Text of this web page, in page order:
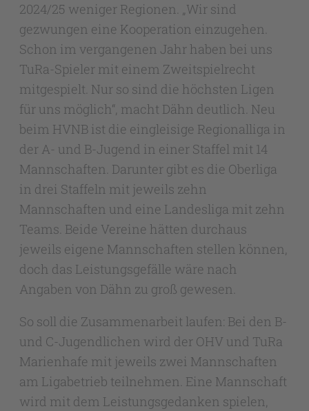
2024/25 weniger Regionen. „Wir sind
gezwungen eine Kooperation einzugehen.
Schon im vergangenen Jahr haben bei uns
TuRa-Spieler mit einem Zweitspielrecht
mitgespielt. Nur so sind die höchsten Ligen
für uns möglich“, macht Dähn deutlich. Neu
beim HVNB ist die eingleisige Regionalliga in
der A- und B-Jugend in einer Staffel mit 14
Mannschaften. Darunter gibt es die Oberliga
in drei Staffeln mit jeweils zehn
Mannschaften und eine Landesliga mit zehn
Teams. Beide Vereine hätten durchaus
jeweils eigene Mannschaften stellen können,
doch das Leistungsgefälle wäre nach
Angaben von Dähn zu groß gewesen.
So soll die Zusammenarbeit laufen: Bei den B-
und C-Jugendlichen wird der OHV und TuRa
Marienhafe mit jeweils zwei Mannschaften
am Ligabetrieb teilnehmen. Eine Mannschaft
wird mit dem Leistungsgedanken spielen,